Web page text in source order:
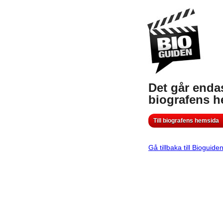
Det går
biografens
Till biografens hemsida
Gå tillbaka till Bioguiden